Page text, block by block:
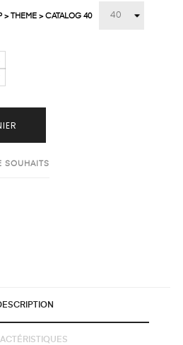
> THEME > CATALOG 40
SOUHAITS